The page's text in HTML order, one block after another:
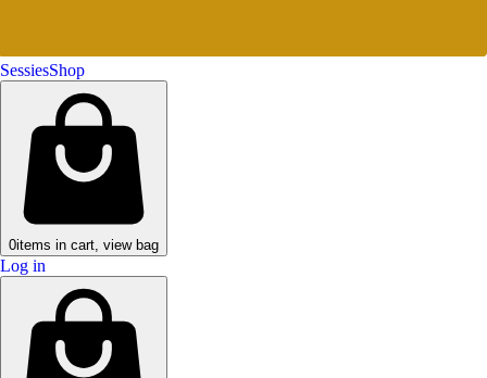
SessiesShop
0items in cart, view bag
Log in